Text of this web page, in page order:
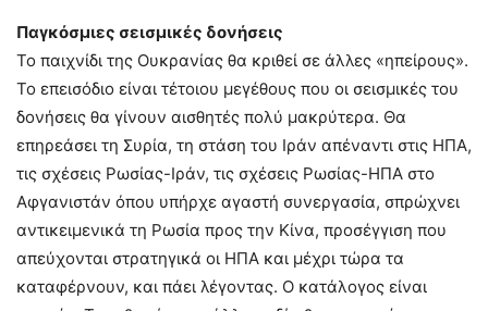
Παγκόσμιες σεισμικές δονήσεις
Το παιχνίδι της Ουκρανίας θα κριθεί σε άλλες «ηπείρους».
Το επεισόδιο είναι τέτοιου μεγέθους που οι σεισμικές του
δονήσεις θα γίνουν αισθητές πολύ μακρύτερα. Θα
επηρεάσει τη Συρία, τη στάση του Ιράν απέναντι στις ΗΠΑ,
τις σχέσεις Ρωσίας-Ιράν, τις σχέσεις Ρωσίας-ΗΠΑ στο
Αφγανιστάν όπου υπήρχε αγαστή συνεργασία, σπρώχνει
αντικειμενικά τη Ρωσία προς την Κίνα, προσέγγιση που
απεύχονται στρατηγικά οι ΗΠΑ και μέχρι τώρα τα
καταφέρνουν, και πάει λέγοντας. Ο κατάλογος είναι